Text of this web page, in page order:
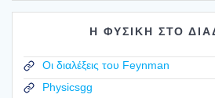
Η ΦΥΣΙΚΗ ΣΤΟ
Οι διαλέξεις του Feynman
Physicsgg